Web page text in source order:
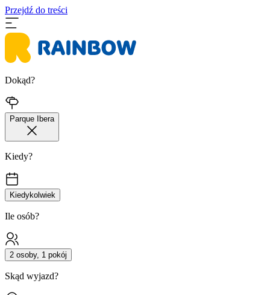
Przejdź do treści
Dokąd?
Parque Ibera
Kiedy?
Kiedykolwiek
Ile osób?
2 osoby, 1 pokój
Skąd wyjazd?